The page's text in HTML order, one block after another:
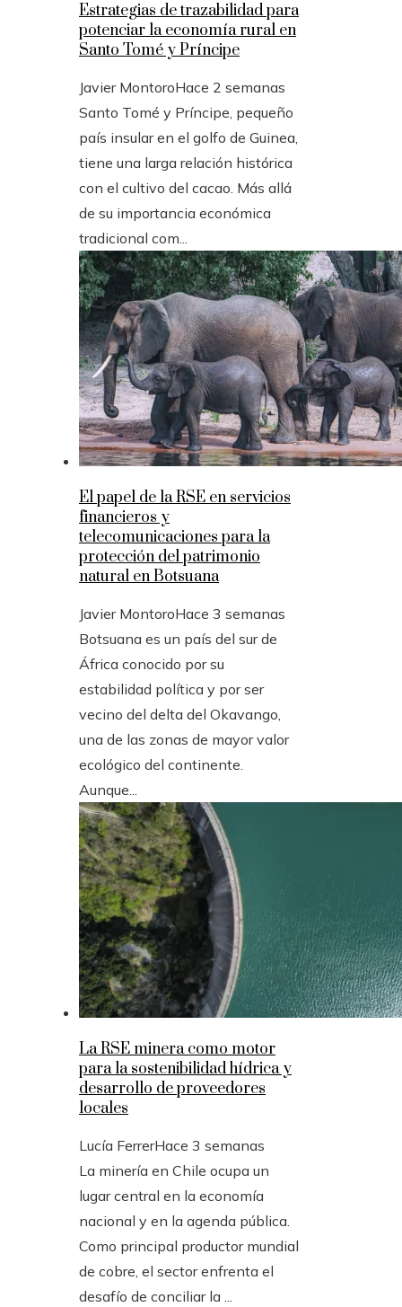
Estrategias de trazabilidad para
potenciar la economía rural en
Santo Tomé y Príncipe
Javier MontoroHace 2 semanas
Santo Tomé y Príncipe, pequeño
país insular en el golfo de Guinea,
tiene una larga relación histórica
con el cultivo del cacao. Más allá
de su importancia económica
tradicional com...
El papel de la RSE en servicios
financieros y
telecomunicaciones para la
protección del patrimonio
natural en Botsuana
Javier MontoroHace 3 semanas
Botsuana es un país del sur de
África conocido por su
estabilidad política y por ser
vecino del delta del Okavango,
una de las zonas de mayor valor
ecológico del continente.
Aunque...
La RSE minera como motor
para la sostenibilidad hídrica y
desarrollo de proveedores
locales
Lucía FerrerHace 3 semanas
La minería en Chile ocupa un
lugar central en la economía
nacional y en la agenda pública.
Como principal productor mundial
de cobre, el sector enfrenta el
desafío de conciliar la ...